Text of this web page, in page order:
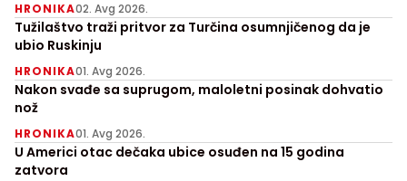
HRONIKA02. Avg 2026.
Tužilaštvo traži pritvor za Turčina osumnjičenog da je
ubio Ruskinju
HRONIKA01. Avg 2026.
Nakon svađe sa suprugom, maloletni posinak dohvatio
nož
HRONIKA01. Avg 2026.
U Americi otac dečaka ubice osuđen na 15 godina
zatvora